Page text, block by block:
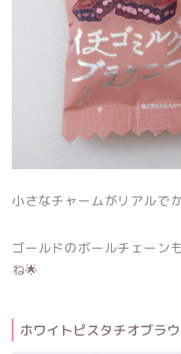
小さなチャームがリアルで
ゴールドのボールチェーン
ね🌟
ホワイトピスタチオブラ